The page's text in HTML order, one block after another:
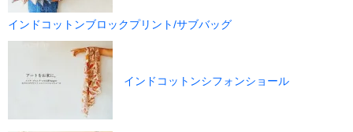
インドコットンブロックプリント/サブバッグ
インドコットンシフォンショール